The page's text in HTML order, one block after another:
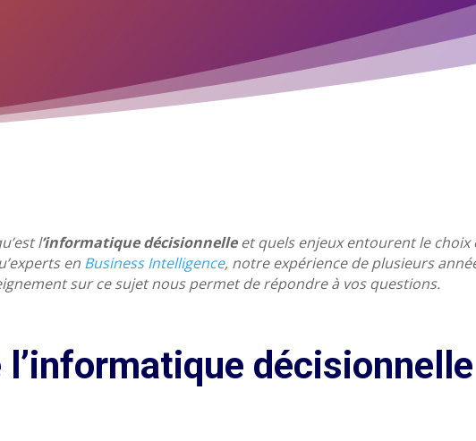
l’informatique décisionnelleet quels enjeux entourent le choix
en Business Intelligence, notre expérience de plusieurs
sur ce sujet nous permet de répondre à vos questions.
l’informatique décisionnelle